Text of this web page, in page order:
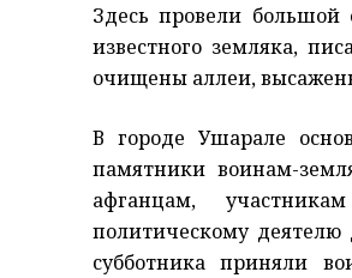
Здесь провели
известного земляка,
очищены аллеи,
В городе Ушарале
памятники воинам-
афганцам,
политическому деятелю
субботника приняли